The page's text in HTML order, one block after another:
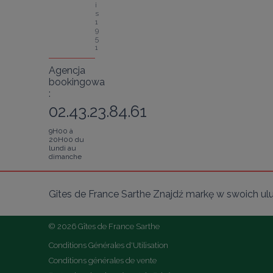
i
s
1
9
5
1
Agencja
bookingowa
:
02.43.23.84.61
9H00 à
20H00 du
lundi au
dimanche
Gîtes de France Sarthe Znajdź markę w swoich
© 2026 Gîtes de France Sarthe
Conditions Générales d'Utilisation
Conditions générales de vente